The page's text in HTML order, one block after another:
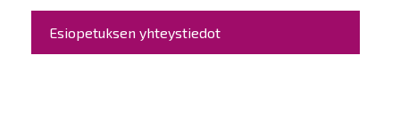
Esiopetuksen yhteystiedot